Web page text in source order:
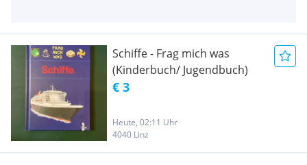
Schiffe - Frag mich was
(Kinderbuch/ Jugendbuch)
€ 3
Heute, 02:11 Uhr
4040 Linz